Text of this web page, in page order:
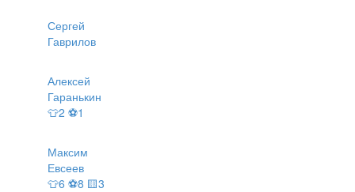
Сергей
Гаврилов
Алексей
Гаранькин
👕2 ⚽1
Максим
Евсеев
👕6 ⚽8 🟨3